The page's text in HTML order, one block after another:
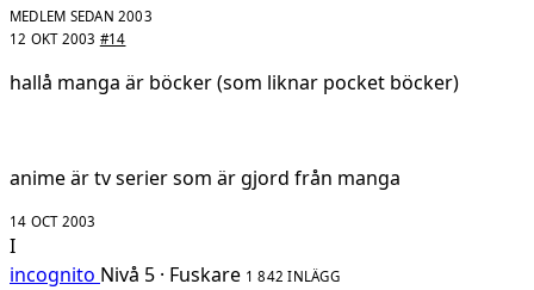
MEDLEM SEDAN 2003
12 OKT 2003 #14
hallå manga är böcker (som liknar pocket böcker)
anime är tv serier som är gjord från manga
14 OCT 2003
I
incognito Nivå 5 · Fuskare 1 842 INLÄGG